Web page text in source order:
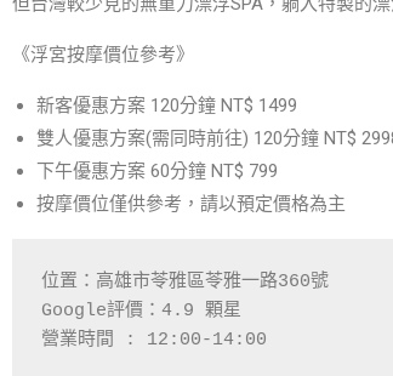
《浮宮按摩價位參考》
新客優惠方案 120分鐘 NT$ 1499
雙人優惠方案(需同時前往) 120分鐘 NT$
下午優惠方案 60分鐘 NT$ 799
按摩價位僅供參考，請以預定價格為主
位置：高雄市苓雅區苓雅一路360號
Google評價： 4.9 顆星
營業時間 : 12:00-14:00